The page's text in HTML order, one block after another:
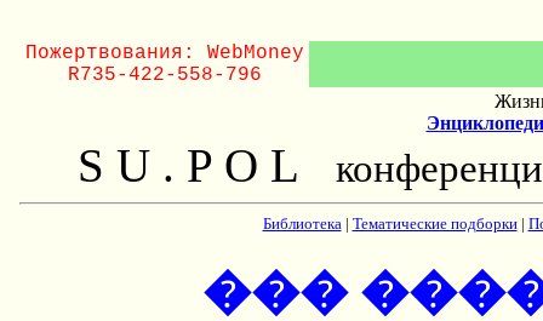
Пожертвования: WebMoney
R735-422-558-796
S U . P O L
Библиотека| Тематические подборки|
���